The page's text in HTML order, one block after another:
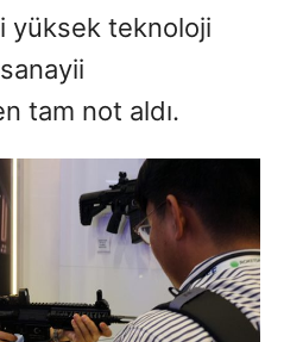
yüksek teknoloji
tam not aldı.